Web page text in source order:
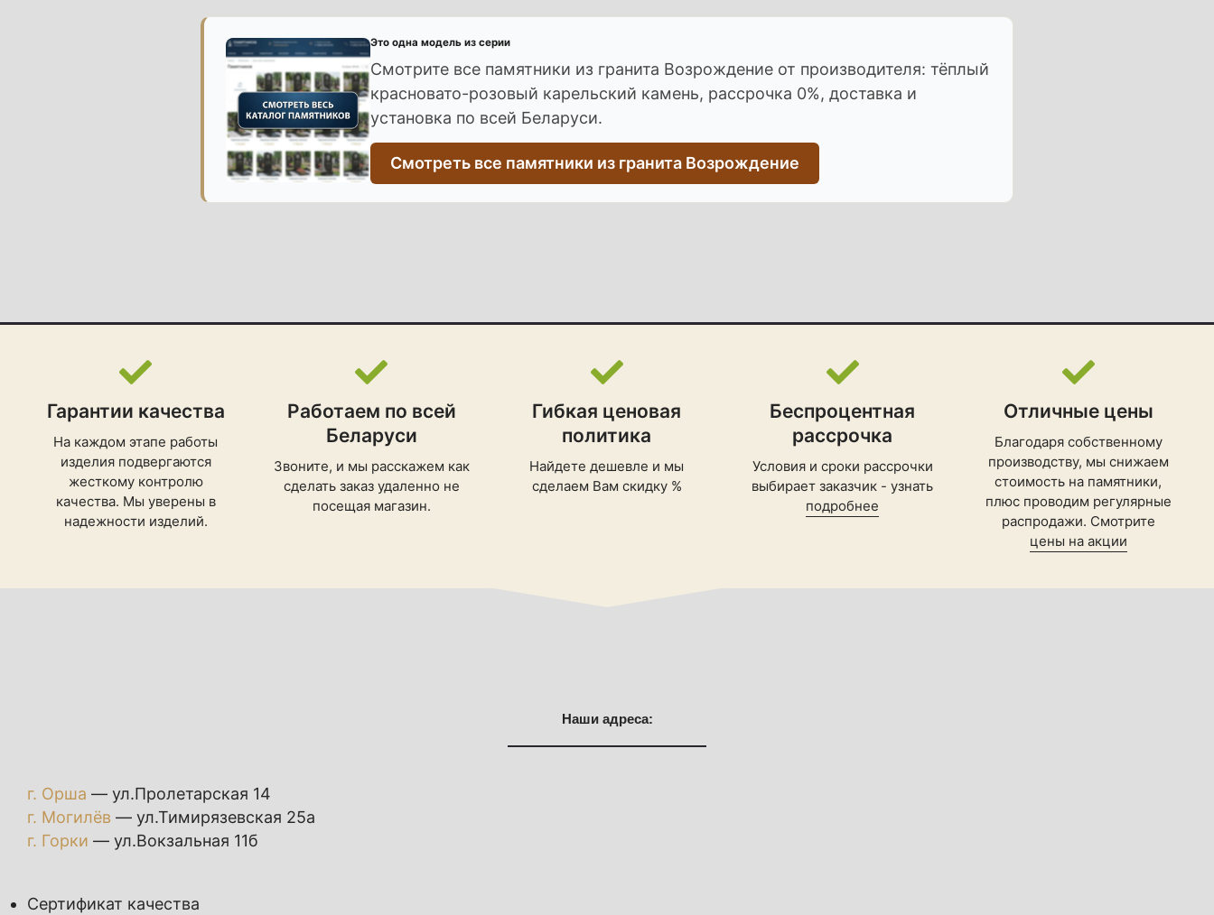
Это одна модель из серии
Смотрите все памятники из гранита Возрождение от производителя: тёплый
красновато-розовый карельский камень, рассрочка 0%, доставка и
установка по всей Беларуси.
Смотреть все памятники из гранита Возрождение
Гарантии качества
На каждом этапе работы
изделия подвергаются
жесткому контролю
качества. Мы уверены в
надежности изделий.
Работаем по всей
Беларуси
Звоните, и мы расскажем как
сделать заказ удаленно не
посещая магазин.
Гибкая ценовая
политика
Найдете дешевле и мы
сделаем Вам скидку %
Беспроцентная
рассрочка
Условия и сроки рассрочки
выбирает заказчик - узнать
подробнее
Отличные цены
Благодаря собственному
производству, мы снижаем
стоимость на памятники,
плюс проводим регулярные
распродажи. Смотрите
цены на акции
Наши адреса:
г. Орша — ул.Пролетарская 14
г. Могилёв — ул.Тимирязевская 25а
г. Горки — ул.Вокзальная 11б
Сертификат качества